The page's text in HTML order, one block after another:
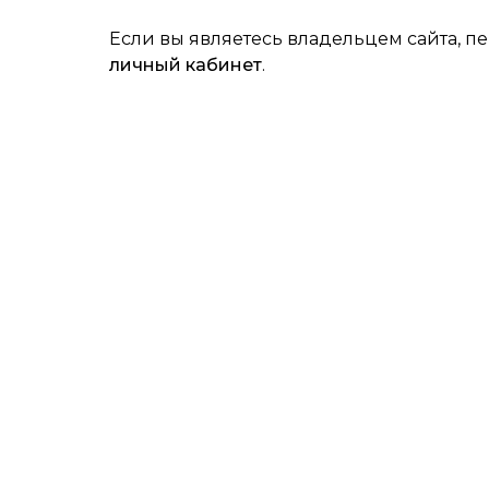
Если вы являетесь владельцем сайта,
личный кабинет.